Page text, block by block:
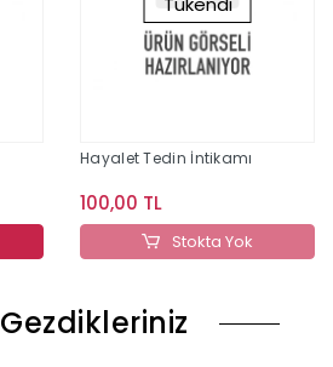
Hayalet Tedin İntikamı
100,00 TL
Stokta Yok